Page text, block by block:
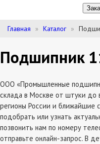
Главная Каталог
Подшипник
ООО «Промышленные
склада в Москве от штуки до
регионы России и ближайшие
подобрать или узнать
позвонить нам по номеру
отправьте онлайн-запрос. В